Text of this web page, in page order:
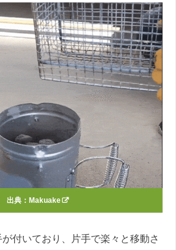
出典： Makuake
付いており、片手で楽々と移動さ